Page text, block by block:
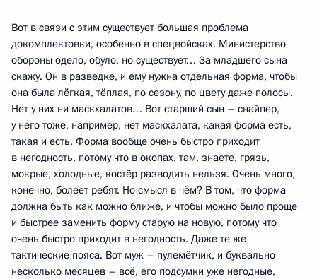
Вот в связи с этим существует большая проблема
докомплектовки, особенно в спецвойсках. Министерство
обороны одело, обуло, но существует… За младшего сына
скажу. Он в разведке, и ему нужна отдельная форма, чтобы
она была лёгкая, тёплая, по сезону, по цвету даже полосы.
Нет у них ни маскхалатов… Вот старший сын – снайпер,
у него тоже, например, нет маскхалата, какая форма есть,
такая и есть. Форма вообще очень быстро приходит
в негодность, потому что в окопах, там, знаете, грязь,
мокрые, холодные, костёр разводить нельзя. Очень много,
конечно, болеет ребят. Но смысл в чём? В том, что форма
должна быть как можно ближе, и чтобы можно было проще
и быстрее заменить форму старую на новую, потому что
очень быстро приходит в негодность. Даже те же
тактические пояса. Вот муж – пулемётчик, и буквально
несколько месяцев – всё, его подсумки уже негодные,